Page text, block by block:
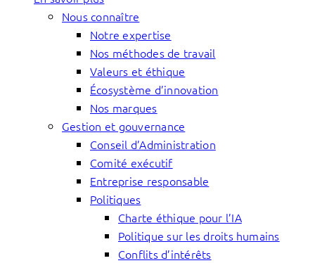
Nous connaître
Notre expertise
Nos méthodes de travail
Valeurs et éthique
Écosystème d’innovation
Nos marques
Gestion et gouvernance
Conseil d’Administration
Comité exécutif
Entreprise responsable
Politiques
Charte éthique pour l’IA
Politique sur les droits humains
Conflits d’intérêts